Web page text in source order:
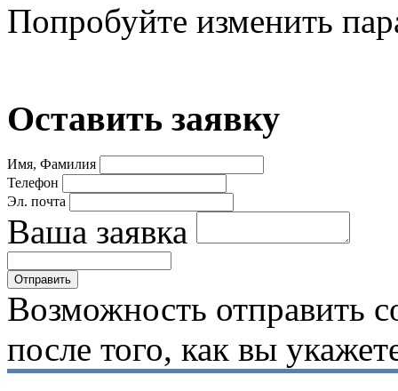
Попробуйте изменить
Оставить заявку
Имя, Фамилия
Телефон
Эл. почта
Ваша заявка
Возможность отправить
после того, как вы